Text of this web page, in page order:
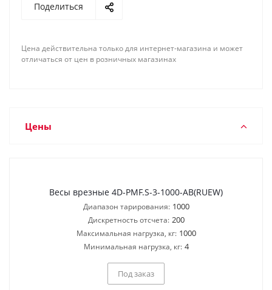
Поделиться
Цена действительна только для интернет-магазина и может
отличаться от цен в розничных магазинах
Цены
Весы врезные 4D-PMF.S-3-1000-AB(RUEW)
Диапазон тарирования: 1000
Дискретность отсчета: 200
Максимальная нагрузка, кг: 1000
Минимальная нагрузка, кг: 4
Под заказ